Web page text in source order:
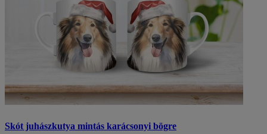
Skót juhászkutya mintás karácsonyi bögre